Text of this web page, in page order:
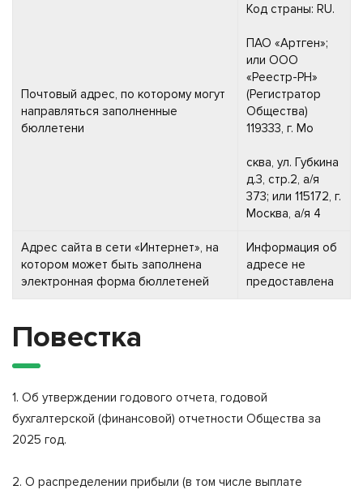
Почтовый адрес, по которому могут
направляться заполненные
бюллетени
Код страны: RU.
ПАО «Артген»;
или ООО
«Реестр-РН»
(Регистратор
Общества)
119333, г. Мо
сква, ул. Губкина
д.3, стр.2, а/я
373; или 115172, г.
Москва, а/я 4
Адрес сайта в сети «Интернет», на
котором может быть заполнена
электронная форма бюллетеней
Информация об
адресе не
предоставлена
Повестка
1. Об утверждении годового отчета, годовой
бухгалтерской (финансовой) отчетности Общества за
2025 год.
2. О распределении прибыли (в том числе выплате